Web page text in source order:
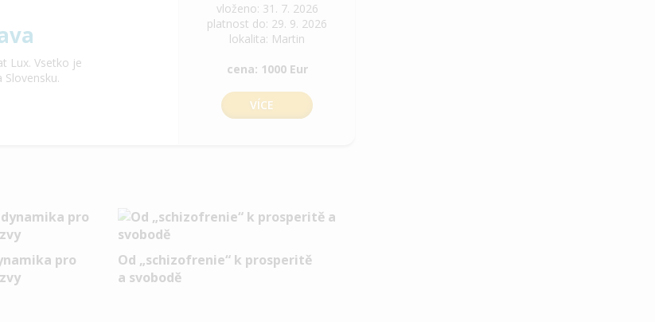
Lux. Vsetko je
vloženo: 31. 7. 2026
platnost do: 29. 9. 2026
lokalita: Martin
cena: 1000 Eur
VÍCE
pro
Od „schizofrenie“ k prosperitě
a svobodě